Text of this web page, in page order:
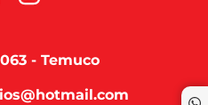
- Temuco